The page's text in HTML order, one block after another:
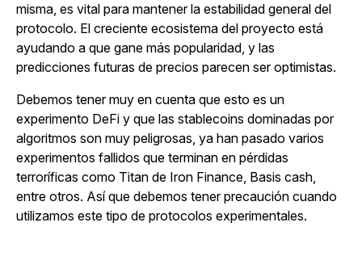
misma, es vital para mantener la estabilidad general del
protocolo. El creciente ecosistema del proyecto está
ayudando a que gane más popularidad, y las
predicciones futuras de precios parecen ser optimistas.
Debemos tener muy en cuenta que esto es un
experimento DeFi y que las stablecoins dominadas por
algoritmos son muy peligrosas, ya han pasado varios
experimentos fallidos que terminan en pérdidas
terroríficas como Titan de Iron Finance, Basis cash,
entre otros. Así que debemos tener precaución cuando
utilizamos este tipo de protocolos experimentales.